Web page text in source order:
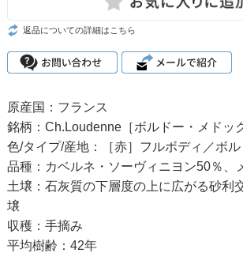
返品についての詳細はこちら
原産国：フランス
銘柄：Ch.Loudenne［ボルドー・メドッ
色/タイプ/産地：［赤］フルボディ／ボル
品種：カベルネ・ソーヴィニヨン50％、
土壌：石灰質の下層度の上に広がる砂利
壌
収穫：手摘み
平均樹齢：42年